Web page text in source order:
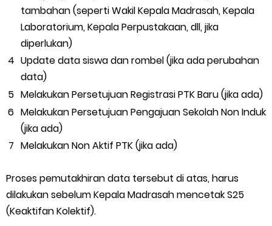
tambahan (seperti Wakil Kepala Madrasah, Kepala
Laboratorium, Kepala Perpustakaan, dll, jika
diperlukan)
Update data siswa dan rombel (jika ada perubahan
data)
Melakukan Persetujuan Registrasi PTK Baru (jika ada)
Melakukan Persetujuan Pengajuan Sekolah Non Induk
(jika ada)
Melakukan Non Aktif PTK (jika ada)
Proses pemutakhiran data tersebut di atas, harus
dilakukan sebelum Kepala Madrasah mencetak S25
(Keaktifan Kolektif).